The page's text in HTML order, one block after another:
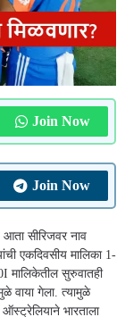
Join Now
Join Now
सीरिजवर नाव
एकदिवसीय मालिका 1-
मालिकेतील सुरुवातही
वाया गेला. त्यामुळे
भारताला